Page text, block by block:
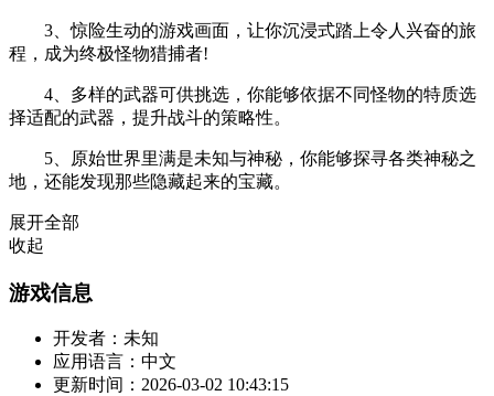
3、惊险生动的游戏画面，让你沉浸式踏上令人兴奋的旅
程，成为终极怪物猎捕者!
4、多样的武器可供挑选，你能够依据不同怪物的特质选
择适配的武器，提升战斗的策略性。
5、原始世界里满是未知与神秘，你能够探寻各类神秘之
地，还能发现那些隐藏起来的宝藏。
展开全部
收起
游戏信息
开发者： 未知
应用语言： 中文
更新时间： 2026-03-02 10:43:15